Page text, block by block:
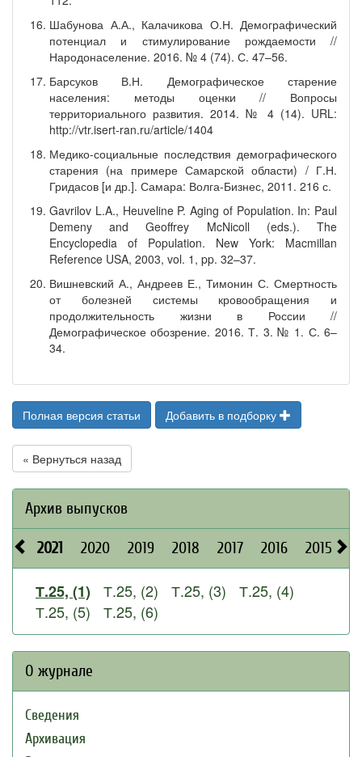
Шабунова А.А., Калачикова О.Н. Демографический
потенциал и стимулирование рождаемости //
Народонаселение. 2016. № 4 (74). С. 47–56.
Барсуков В.Н. Демографическое старение
населения: методы оценки // Вопросы
территориального развития. 2014. № 4 (14). URL:
http://vtr.isert-ran.ru/article/1404
Медико-социальные последствия демографического
старения (на примере Самарской области) / Г.Н.
Гридасов [и др.]. Самара: Волга-Бизнес, 2011. 216 с.
Gavrilov L.A., Heuveline P. Aging of Population. In: Paul
Demeny and Geoffrey McNicoll (eds.). The
Encyclopedia of Population. New York: Macmillan
Reference USA, 2003, vol. 1, pp. 32–37.
Вишневский А., Андреев Е., Тимонин С. Смертность
от болезней системы кровообращения и
продолжительность жизни в России //
Демографическое обозрение. 2016. Т. 3. № 1. С. 6–
34.
Полная версия статьи Добавить в подборку
« Вернуться назад
Архив выпусков
2021 2020 2019 2018 2017 2016 2015
Т.25, (1) Т.25, (2) Т.25, (3)
Т.25, (4)
Т.25, (5)
Т.25, (6)
О журнале
Сведения
Архивация